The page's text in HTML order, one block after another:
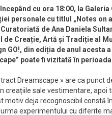
cu ora 18:00, la
personale cu titlul „Notes on
de Ana Daniela
de Creație, Artă și Tradiție al
GO!, din ediția de anul acesta
poate fi vizitată în perioada
Dreamscape » are ca punct
creațiile sale vestimentare, apoi
motiv deja recognoscibil constă
experimentului cu diferite